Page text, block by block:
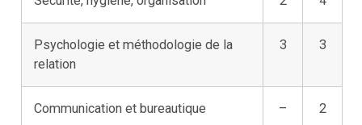
Psychologie et méthodologie de la
relation
3 3
Communication et bureautique – 2